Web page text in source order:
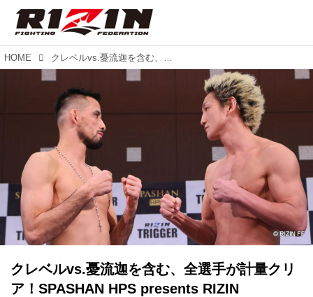
HOME クレベルvs.憂流迦を含む、全選手が計量クリア！SPASHAN HPS presents RIZIN TRIGGER 2nd 計量結果
クレベルvs.憂流迦を含む、全選手が計量クリ
ア！SPASHAN HPS presents RIZIN